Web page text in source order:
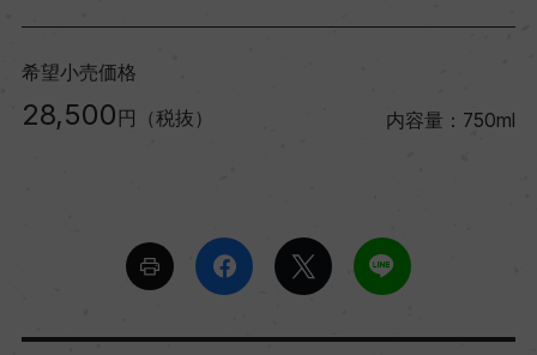
希望小売価格
28,500 円（税抜） 内容量：750ml